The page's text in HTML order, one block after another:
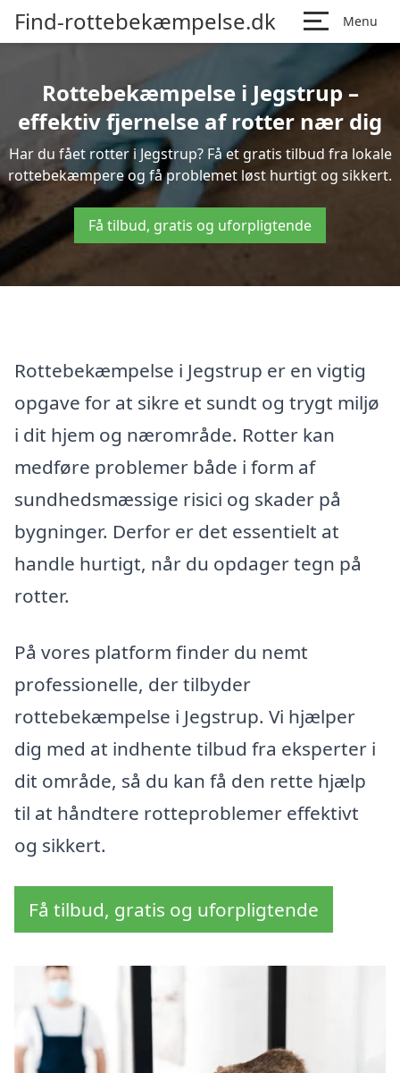
Find-rottebekæmpelse.dk Menu
Rottebekæmpelse i Jegstrup –
effektiv fjernelse af rotter nær dig
Har du fået rotter i Jegstrup? Få et gratis tilbud fra lokale
rottebekæmpere og få problemet løst hurtigt og sikkert.
Få tilbud, gratis og uforpligtende
Rottebekæmpelse i Jegstrup er en vigtig
opgave for at sikre et sundt og trygt miljø
i dit hjem og nærområde. Rotter kan
medføre problemer både i form af
sundhedsmæssige risici og skader på
bygninger. Derfor er det essentielt at
handle hurtigt, når du opdager tegn på
rotter.
På vores platform finder du nemt
professionelle, der tilbyder
rottebekæmpelse i Jegstrup. Vi hjælper
dig med at indhente tilbud fra eksperter i
dit område, så du kan få den rette hjælp
til at håndtere rotteproblemer effektivt
og sikkert.
Få tilbud, gratis og uforpligtende